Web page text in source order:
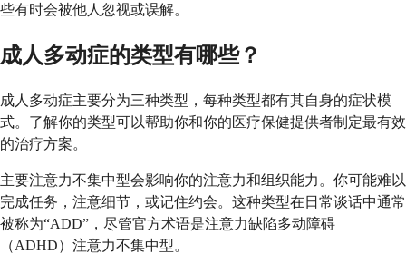
些有时会被他人忽视或误解。
成人多动症的类型有哪些？
成人多动症主要分为三种类型，每种类型都有其自身的症状模
式。了解你的类型可以帮助你和你的医疗保健提供者制定最有效
的治疗方案。
主要注意力不集中型会影响你的注意力和组织能力。你可能难以
完成任务，注意细节，或记住约会。这种类型在日常谈话中通常
被称为“ADD”，尽管官方术语是注意力缺陷多动障碍
（ADHD）注意力不集中型。